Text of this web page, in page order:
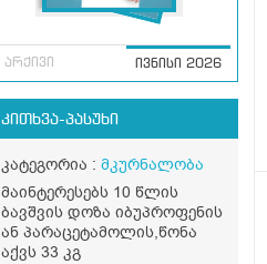
არქივი ივნისი 2026
კითხვა-პასუხი
კატეგორია : მკურნალობა
მაინტერესებს 10 წლის
ბავშვის დოზა იბუპროფენის
ან პარაცეტამოლის,წონა
აქვს 33 კგ